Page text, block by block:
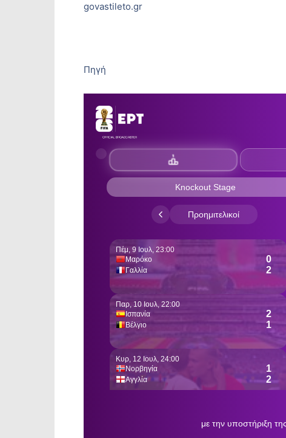
govastileto.gr
Πηγή